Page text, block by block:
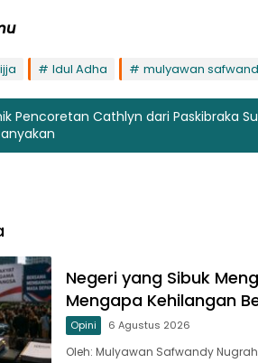
Idul Adha mulyawan
Pencoretan Cathlyn dari Paskibraka
Negeri yang Sibuk
Mengapa Kehilangan
Opini 6 Agustus 2026
Oleh: Mulyawan Safwandy